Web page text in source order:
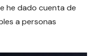
he dado cuenta de
a personas